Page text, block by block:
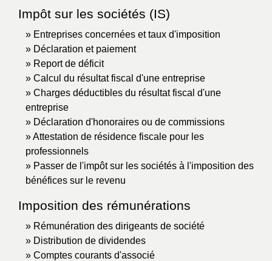
Impôt sur les sociétés (IS)
Entreprises concernées et taux d'imposition
Déclaration et paiement
Report de déficit
Calcul du résultat fiscal d'une entreprise
Charges déductibles du résultat fiscal d'une
entreprise
Déclaration d'honoraires ou de commissions
Attestation de résidence fiscale pour les
professionnels
Passer de l'impôt sur les sociétés à l'imposition des
bénéfices sur le revenu
Imposition des rémunérations
Rémunération des dirigeants de société
Distribution de dividendes
Comptes courants d'associé